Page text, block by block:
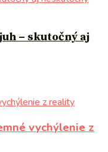
– skutočný aj
vychýlenie z